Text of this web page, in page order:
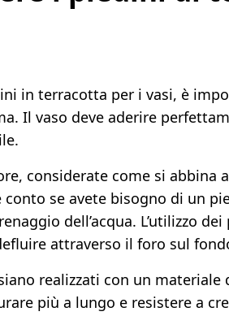
in terracotta per i vasi, è
Il vaso deve aderire
considerate come si abbina
conto se avete bisogno di un
dell’acqua. L’utilizzo
attraverso il foro sul
realizzati con un materiale
più a lungo e resistere a